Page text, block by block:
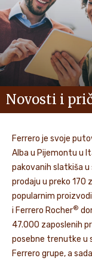
Novosti i
Ferrero je svoje
Alba u Pijemontu u
pakovanih slatkiša
prodaju u preko 170
popularnim
i Ferrero Rocher®
47.000 zaposlenih
posebne trenutke u
Ferrero grupe, a